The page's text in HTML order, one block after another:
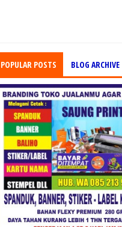
POPULAR POSTS BLOG ARCHIVE